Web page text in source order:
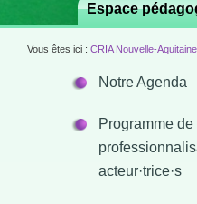
Espace
Vous êtes ici : CRIA Nouvelle-Aquitaine
Notre Agenda
Programme de
acteur·trice·s